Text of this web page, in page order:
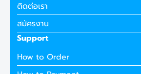
ติดต่อเรา
สมัครงาน
Support
How to Order